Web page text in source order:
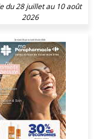
du 28 juillet au 10 août
2026